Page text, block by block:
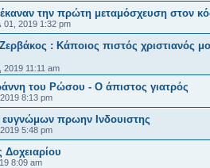
έκαναν την πρώτη μεταμόσχευση στον
01, 2019 1:32 pm
: Κάποιος πιστός χριστιανός
2019 11:11 am
του Ρώσου - Ο άπιστος γιατρός
8:13 pm
ευγνώμων πρωην Ινδουιστης
5:48 pm
8:09 am